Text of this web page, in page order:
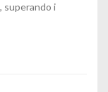
superando i